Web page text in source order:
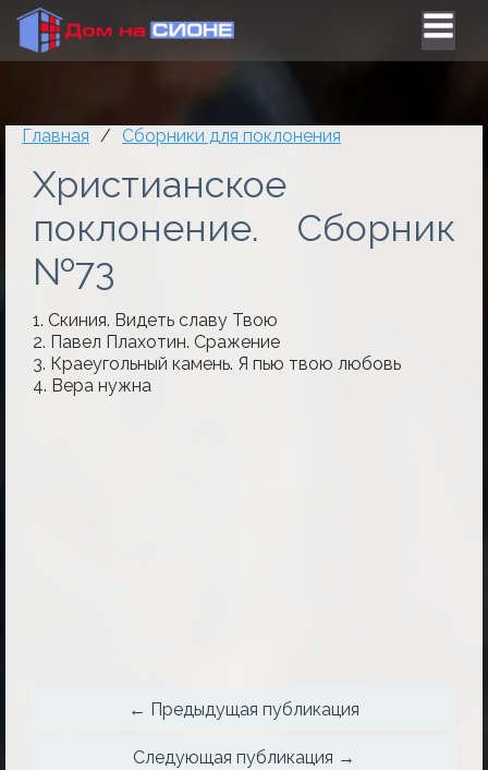
Главная / Сборники для поклонения
Христианское
поклонение. Сборник
№73
1. Скиния. Видеть славу Твою
2. Павел Плахотин. Сражение
3. Краеугольный камень. Я пью твою любовь
4. Вера нужна
← Предыдущая публикация
Следующая публикация →